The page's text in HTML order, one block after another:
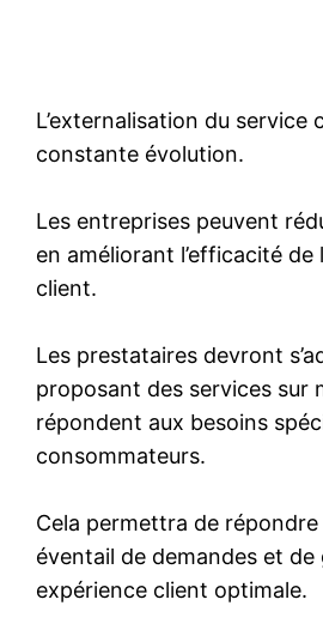
L’externalisation du service
constante évolution.
Les entreprises peuvent
en améliorant l’efficacité de
client.
Les prestataires devront
proposant des services sur
répondent aux besoins
consommateurs.
Cela permettra de répondre
éventail de demandes et
expérience client optimale.